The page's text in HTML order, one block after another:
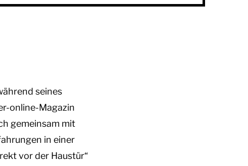
seines
online-Magazin
gemeinsam mit
in einer
vor der Haustür“